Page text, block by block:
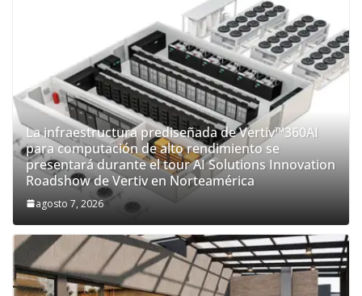
La infraestructura prediseñada de Vertiv™360AI
para computación de alto rendimiento se
presentará durante el tour AI Solutions Innovation
Roadshow de Vertiv en Norteamérica
agosto 7, 2026